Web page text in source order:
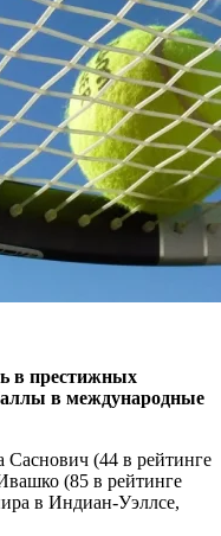
в престижных
в международные
Саснович (44 в рейтинге
(85 в рейтинге
в Индиан-Уэллсе,